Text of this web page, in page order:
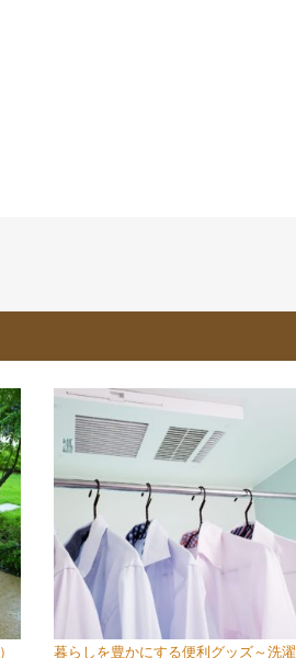
暮らしを豊かにする便利グッズ～洗濯